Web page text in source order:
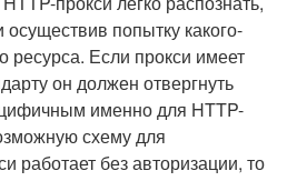
попытку какого-
ресурса. Если прокси имеет
он должен отвергнуть
именно для HTTP-
схему для
работает без авторизации, то